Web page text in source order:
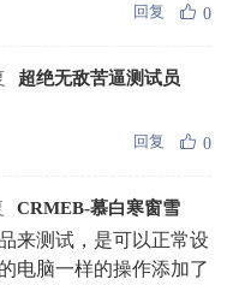
回复 0
超绝无敌苦逼测试员
回复 0
CRMEB-慕白寒窗雪
来测试，是可以正常设
电脑一样的操作添加了